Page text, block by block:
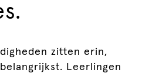
zitten erin,
Leerlingen